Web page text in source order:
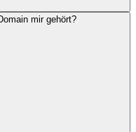
mir gehört?